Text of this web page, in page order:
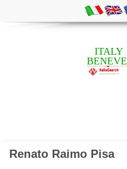
ITALY
Renato Raimo Pisa